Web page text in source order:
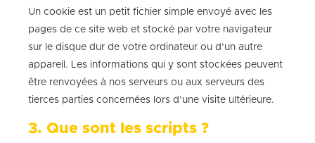
Un cookie est un petit fichier simple envoyé avec les
pages de ce site web et stocké par votre navigateur
sur le disque dur de votre ordinateur ou d’un autre
appareil. Les informations qui y sont stockées peuvent
être renvoyées à nos serveurs ou aux serveurs des
tierces parties concernées lors d’une visite ultérieure.
3. Que sont les scripts ?